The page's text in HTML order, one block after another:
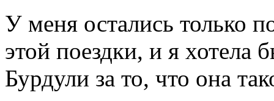
У меня остались только
этой поездки, и я
Бурдули за то, что она